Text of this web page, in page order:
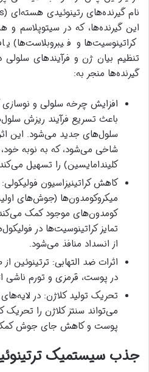
این گیرنده‌ها، که در سیتوپلاسم
کراتینوسیت‌ها و
تنظیم بیان ژن و فرآیندهای سلولی
گیرنده‌ها منجر به:
افزایش چرخه سلولی و نوسازی
باعث تسریع فرآیند ریزش
سلول‌های جدید می‌شود. این
شاخی می‌شود، که به نوبه خود،
کلیندامایسین) را تسهیل
کاهش کراتینیزاسیون
میکروکومدون‌ها (جوش‌های
کومدون‌های موجود کمک
تمایز کراتینوسیت‌ها در
از انسداد منافذ می‌شود.
اثرات ضد التهابی: ترتینوئین
در پوست، قرمزی و تورم ناشی
تحریک تولید کلاژن: در
می‌تواند سنتز کلاژن را تحریک
پوست و کاهش جای جوش
جذب سیستمیک